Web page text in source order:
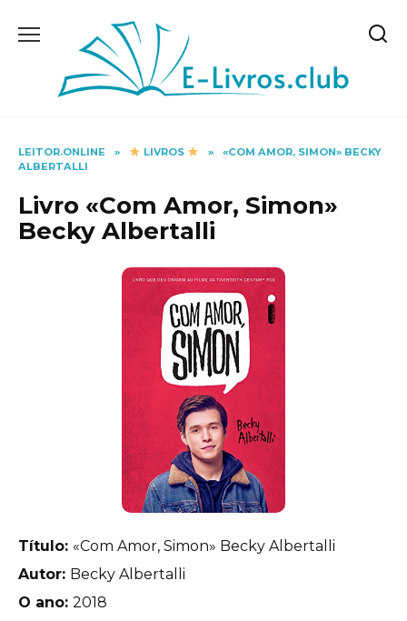
LEITOR.ONLINE » LIVROS »
«COM AMOR, SIMON» BECKY
ALBERTALLI
Livro «Com Amor, Simon»
Becky Albertalli
Título: «Com Amor, Simon» Becky Albertalli
Autor: Becky Albertalli
O ano: 2018